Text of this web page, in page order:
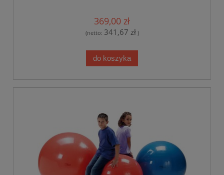
369,00 zł
(netto: 341,67 zł)
do koszyka